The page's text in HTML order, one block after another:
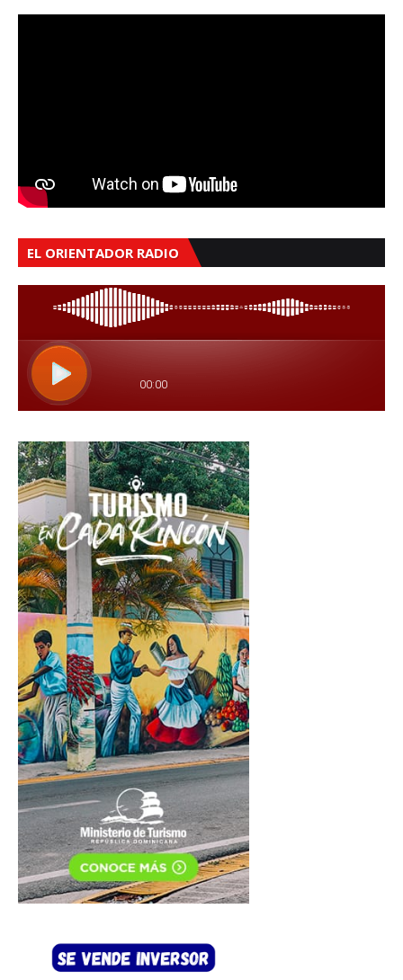
EL ORIENTADOR RADIO